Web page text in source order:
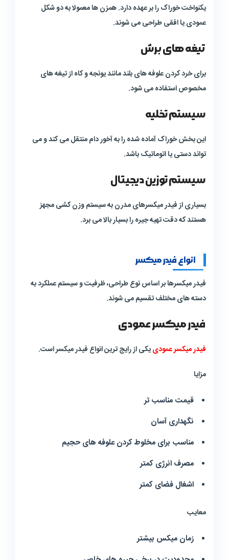
یکنواخت خوراک را بر عهده دارد. همزن ها معمولا به دو شکل
عمودی یا افقی طراحی می شوند.
تیغه های برش
برای خرد کردن علوفه های بلند مانند یونجه و کاه از تیغه های
مخصوص استفاده می شود.
سیستم تخلیه
این بخش خوراک آماده شده را به آخور دام منتقل می کند و می
تواند دستی یا اتوماتیک باشد.
سیستم توزین دیجیتال
بسیاری از فیدر میکسرهای مدرن به سیستم وزن کشی مجهز
هستند که دقت تهیه جیره را بسیار بالا می برد.
انواع فیدر میکسر
فیدر میکسرها بر اساس نوع طراحی، ظرفیت و سیستم عملکرد به
دسته های مختلف تقسیم می شوند.
فیدر میکسر عمودی
فیدر میکسر عمودییکی از رایج ترین انواع فیدر میکسر است.
مزایا
قیمت مناسب تر
نگهداری آسان
مناسب برای مخلوط کردن علوفه های حجیم
مصرف انرژی کمتر
اشغال فضای کمتر
معایب
زمان میکس بیشتر